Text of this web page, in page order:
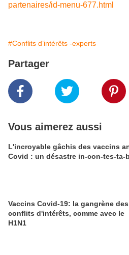
partenaires/id-menu-677.html
#Conflits d’intérêts -experts
Partager
Vous aimerez aussi
L'incroyable gâchis des vaccins
Covid : un désastre in-con-tes-ta-
Vaccins Covid-19: la gangrène des
conflits d'intérêts, comme avec le
H1N1